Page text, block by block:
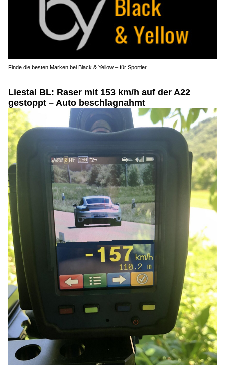
Finde die besten Marken bei Black & Yellow – für Sportler
Liestal BL: Raser mit 153 km/h auf der A22
gestoppt – Auto beschlagnahmt